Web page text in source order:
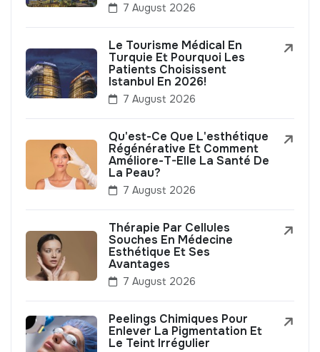
7 August 2026
Le Tourisme Médical En
Turquie Et Pourquoi Les
Patients Choisissent
Istanbul En 2026!
7 August 2026
Qu'est-Ce Que L'esthétique
Régénérative Et Comment
Améliore-T-Elle La Santé De
La Peau?
7 August 2026
Thérapie Par Cellules
Souches En Médecine
Esthétique Et Ses
Avantages
7 August 2026
Peelings Chimiques Pour
Enlever La Pigmentation Et
Le Teint Irrégulier